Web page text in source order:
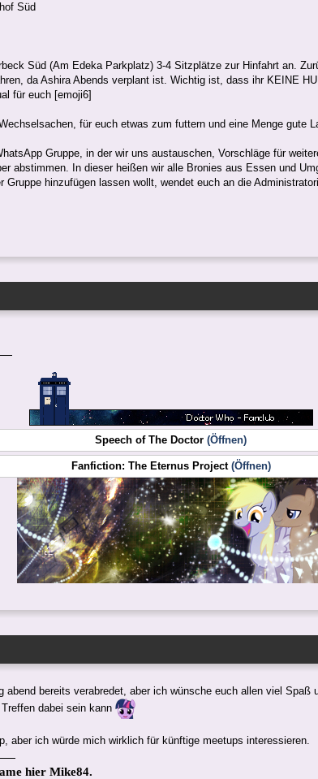
Süd
Süd (Am Edeka Parkplatz) 3-4 Sitzplätze zur Hinfahrt an.
da Ashira Abends verplant ist. Wichtig ist, dass ihr KEINE
für euch [emoji6]
für euch etwas zum futtern und eine Menge gute
Gruppe, in der wir uns austauschen, Vorschläge für
abstimmen. In dieser heißen wir alle Bronies aus Essen und
Gruppe hinzufügen lassen wollt, wendet euch an die
Speech of The Doctor (Öffnen)
Fanfiction: The Eternus Project (Öffnen)
abend bereits verabredet, aber ich wünsche euch allen viel Spaß
dabei sein kann
aber ich würde mich wirklich für künftige meetups interessieren.
hier Mike84.